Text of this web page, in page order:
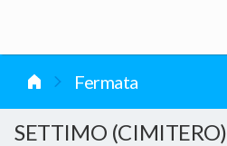
Fermata
SETTIMO (CIMITERO)